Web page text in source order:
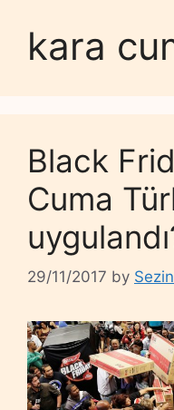
kara
Black
Cuma
29/11/2017 by